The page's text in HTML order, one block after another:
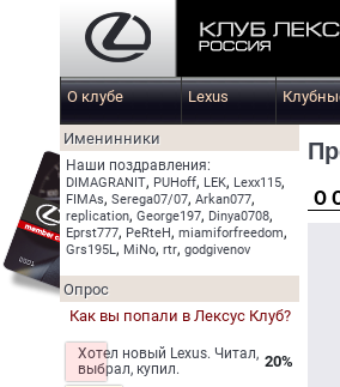
О клубе Lexus
Именинники
Наши поздравления:
DIMAGRANIT, PUHoff, LEK, Lexx115,
FIMAs, Serega07/07, Arkan077,
replication, George197, Dinya0708,
Eprst777, PeRteH, miamiforfreedom,
Grs195L, MiNo, rtr, godgivenov
Опрос
Как вы попали в Лексус Клуб?
Хотел новый Lexus. Читал,
выбрал, купил.
20%
О